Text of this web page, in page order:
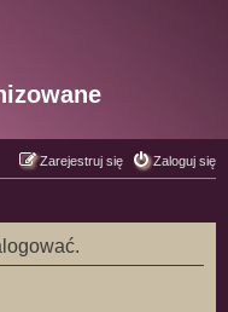
Zaloguj się
Zarejestruj się